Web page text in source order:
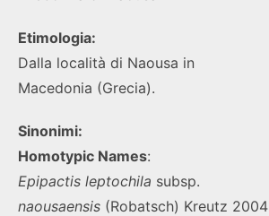
Etimologia:
Dalla località di Naousa in
Macedonia (Grecia).
Sinonimi:
Homotypic Names:
Epipactis leptochila subsp.
naousaensis (Robatsch) Kreutz 2004